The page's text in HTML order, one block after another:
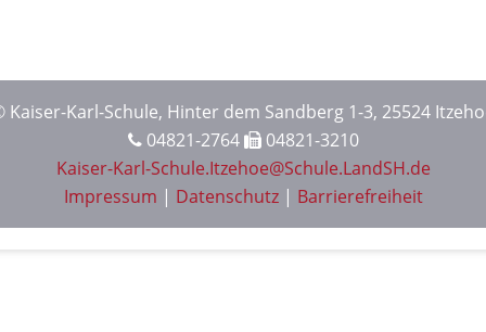
Kaiser-Karl-Schule, Hinter dem Sandberg 1-3, 25524
04821-2764
04821-3210
Kaiser-Karl-Schule.Itzehoe@Schule.LandSH.de
Impressum | Datenschutz| Barrierefreiheit